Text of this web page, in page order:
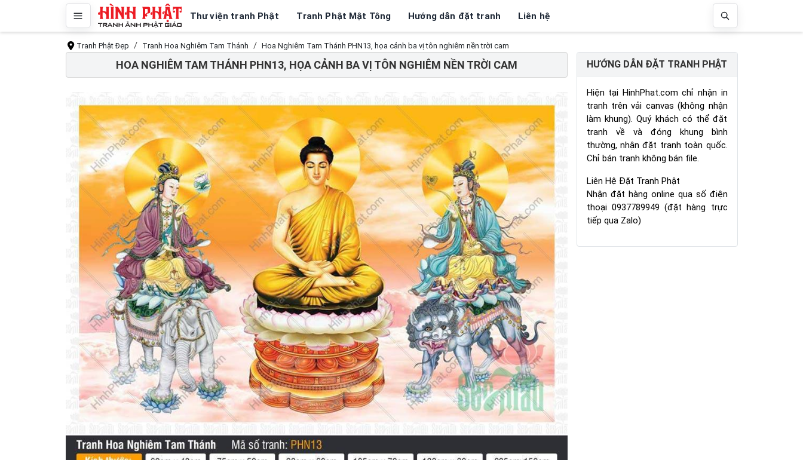
Thư viện tranh Phật Tranh Phật Mật Tông Hướng dẫn đặt tranh Liên hệ
Tranh Phật Đẹp Tranh Hoa Nghiêm Tam Thánh Hoa Nghiêm Tam Thánh PHN13, họa cảnh ba vị tôn nghiêm nền trời cam
HOA NGHIÊM TAM THÁNH PHN13, HỌA CẢNH BA VỊ TÔN NGHIÊM NỀN TRỜI CAM HƯỚNG DẪN ĐẶT TRANH PHẬT
Hiện tại HinhPhat.com chỉ nhận in
tranh trên vải canvas (không nhận
làm khung). Quý khách có thể đặt
tranh về và đóng khung bình
thường, nhận đặt tranh toàn quốc.
Chỉ bán tranh không bán file.
Liên Hệ Đặt Tranh Phật
Nhận đặt hàng online qua số điện
thoại 0937789949 (đặt hàng trực
tiếp qua Zalo)